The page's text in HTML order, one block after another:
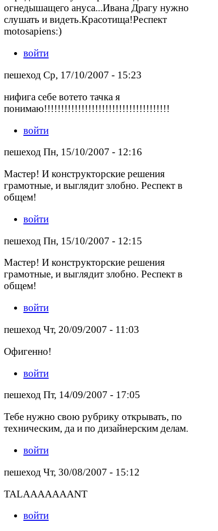
огнедышащего ануса...Ивана Драгу нужно
слушать и видеть.Красотища!Респект
motosapiens:)
войти
пешеход Ср, 17/10/2007 - 15:23
нифига себе вотето тачка я
понимаю!!!!!!!!!!!!!!!!!!!!!!!!!!!!!!!!!!!!!
войти
пешеход Пн, 15/10/2007 - 12:16
Мастер! И конструкторские решения
грамотные, и выглядит злобно. Респект в
общем!
войти
пешеход Пн, 15/10/2007 - 12:15
Мастер! И конструкторские решения
грамотные, и выглядит злобно. Респект в
общем!
войти
пешеход Чт, 20/09/2007 - 11:03
Офигенно!
войти
пешеход Пт, 14/09/2007 - 17:05
Тебе нужно свою рубрику открывать, по
техническим, да и по дизайнерским делам.
войти
пешеход Чт, 30/08/2007 - 15:12
TALAAAAAAANT
войти